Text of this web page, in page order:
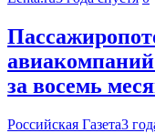
за восемь
Российская Газета3